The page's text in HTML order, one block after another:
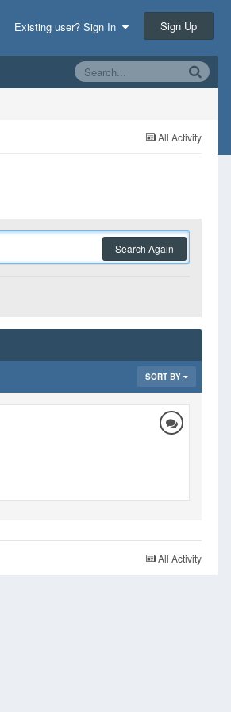
Existing user? Sign In Sign Up
All Activity
Search Again
SORT BY
All Activity